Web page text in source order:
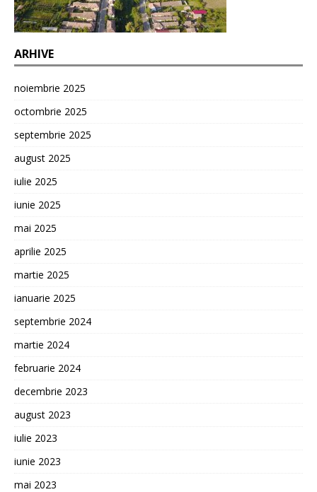
ARHIVE
noiembrie 2025
octombrie 2025
septembrie 2025
august 2025
iulie 2025
iunie 2025
mai 2025
aprilie 2025
martie 2025
ianuarie 2025
septembrie 2024
martie 2024
februarie 2024
decembrie 2023
august 2023
iulie 2023
iunie 2023
mai 2023